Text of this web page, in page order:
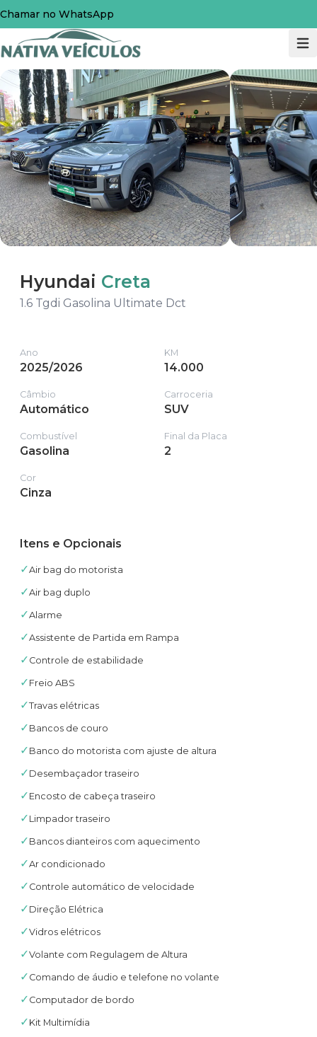
Chamar no WhatsApp
Hyundai Creta
1.6 Tgdi Gasolina Ultimate Dct
Ano
2025/2026
KM
14.000
Câmbio
Automático
Carroceria
SUV
Combustível
Gasolina
Final da Placa
2
Cor
Cinza
Itens e Opcionais
✓Air bag do motorista
✓Air bag duplo
✓Alarme
✓Assistente de Partida em Rampa
✓ Controle de estabilidade
✓ Freio ABS
✓Travas elétricas
✓ Bancos de couro
✓ Banco do motorista com ajuste de altura
✓ Desembaçador traseiro
✓ Encosto de cabeça traseiro
✓ Limpador traseiro
✓ Bancos dianteiros com aquecimento
✓Ar condicionado
✓ Controle automático de velocidade
✓ Direção Elétrica
✓Vidros elétricos
✓Volante com Regulagem de Altura
✓ Comando de áudio e telefone no volante
✓ Computador de bordo
✓ Kit Multimídia